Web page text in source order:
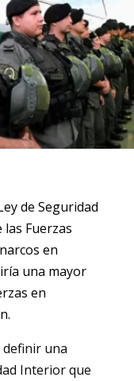
de Seguridad
Fuerzas
en
una mayor
en
definir una
Interior que